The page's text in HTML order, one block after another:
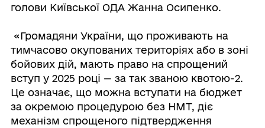
голови Київської ОДА Жанна Осипенко.
«Громадяни України, що проживають на
тимчасово окупованих територіях або в зоні
бойових дій, мають право на спрощений
вступ у 2025 році — за так званою квотою-2.
Це означає, що можна вступати на бюджет
за окремою процедурою без НМТ, діє
механізм спрощеного підтвердження